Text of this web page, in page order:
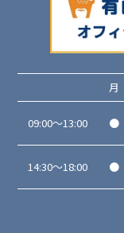
月
09:00～13:00 ●
14:30～18:00 ●